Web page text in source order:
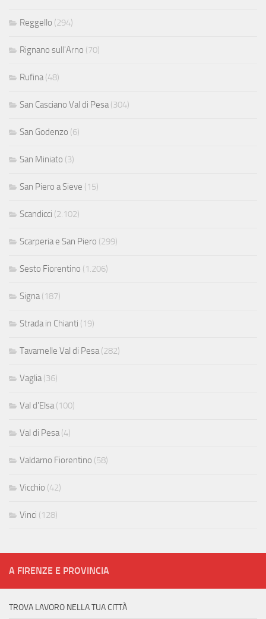
Reggello (294)
Rignano sull'Arno (70)
Rufina(48)
San Casciano Val di Pesa(304)
San Godenzo (6)
San Miniato (3)
San Piero a Sieve (15)
Scandicci (2.102)
Scarperia e San Piero (299)
Sesto Fiorentino (1.206)
Signa(187)
Strada in Chianti (19)
Tavarnelle Val di Pesa(282)
Vaglia(36)
Val d'Elsa(100)
Val di Pesa(4)
Valdarno Fiorentino (58)
Vicchio (42)
Vinci (128)
A FIRENZE E PROVINCIA
TROVA LAVORO NELLA TUA CITTÀ